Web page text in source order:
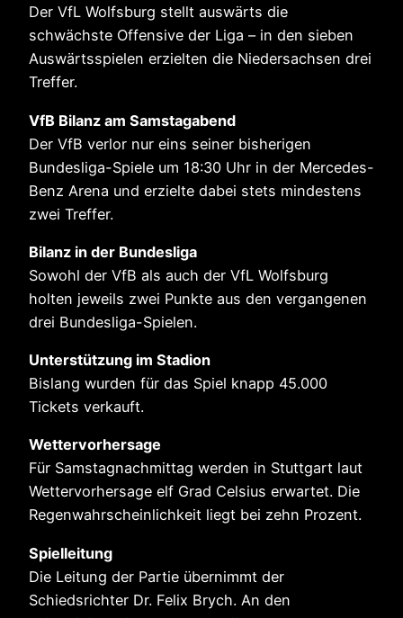
Der VfL Wolfsburg stellt auswärts die
schwächste Offensive der Liga – in den sieben
Auswärtsspielen erzielten die Niedersachsen drei
Treffer.
VfB Bilanz am Samstagabend
Der VfB verlor nur eins seiner bisherigen
Bundesliga-Spiele um 18:30 Uhr in der Mercedes-
Benz Arena und erzielte dabei stets mindestens
zwei Treffer.
Bilanz in der Bundesliga
Sowohl der VfB als auch der VfL Wolfsburg
holten jeweils zwei Punkte aus den vergangenen
drei Bundesliga-Spielen.
Unterstützung im Stadion
Bislang wurden für das Spiel knapp 45.000
Tickets verkauft.
Wettervorhersage
Für Samstagnachmittag werden in Stuttgart laut
Wettervorhersage elf Grad Celsius erwartet. Die
Regenwahrscheinlichkeit liegt bei zehn Prozent.
Spielleitung
Die Leitung der Partie übernimmt der
Schiedsrichter Dr. Felix Brych. An den